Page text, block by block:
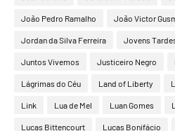
João Pedro Ramalho João Victor
Jordan da Silva Ferreira Jovens
Juntos Vivemos Justiceiro Negro
Lágrimas do Céu Land of Liberty
Link Lua de Mel Luan Gomes
Lucas Bittencourt Lucas Bonifácio